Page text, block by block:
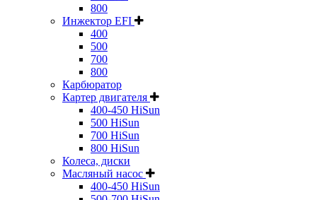
800
Инжектор EFI
400
500
700
800
Карбюратор
Картер двигателя
400-450 HiSun
500 HiSun
700 HiSun
800 HiSun
Колeса, диски
Масляный насос
400-450 HiSun